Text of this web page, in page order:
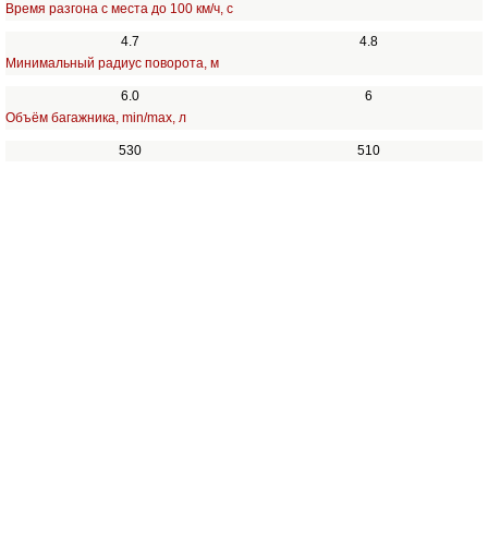
Время разгона с места до 100 км/ч, с
4.7
4.8
Минимальный радиус поворота, м
6.0
6
Объём багажника, min/max, л
530 510